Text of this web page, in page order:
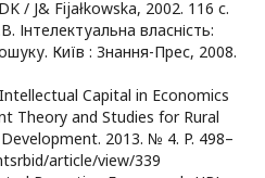
/ J& Fijałkowska, 2002. 116 с.
Інтелектуальна власність:
Київ : Знання-Прес, 2008.
Capital in Economics
Theory and Studies for Rural
2013. № 4. P. 498–
article/view/339